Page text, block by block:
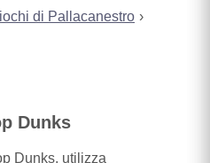
di Pallacanestro
Dunks
Dunks, utilizza